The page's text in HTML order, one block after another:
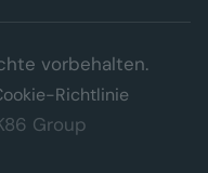
vorbehalten.
Richtlinie
Group
technisch notwendige
oder Marketing-Cookies